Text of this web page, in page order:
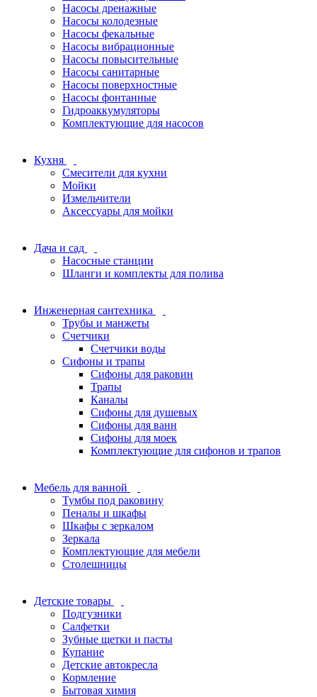
Насосы дренажные
Насосы колодезные
Насосы фекальные
Насосы вибрационные
Насосы повысительные
Насосы санитарные
Насосы поверхностные
Насосы фонтанные
Гидроаккумуляторы
Комплектующие для насосов
Кухня
Смесители для кухни
Мойки
Измельчители
Аксессуары для мойки
Дача и сад
Насосные станции
Шланги и комплекты для полива
Инженерная сантехника
Трубы и манжеты
Счетчики
Счетчики воды
Сифоны и трапы
Сифоны для раковин
Трапы
Каналы
Сифоны для душевых
Сифоны для ванн
Сифоны для моек
Комплектующие для сифонов и трапов
Мебель для ванной
Тумбы под раковину
Пеналы и шкафы
Шкафы с зеркалом
Зеркала
Комплектующие для мебели
Столешницы
Детские товары
Подгузники
Салфетки
Зубные щетки и пасты
Купание
Детские автокресла
Кормление
Бытовая химия